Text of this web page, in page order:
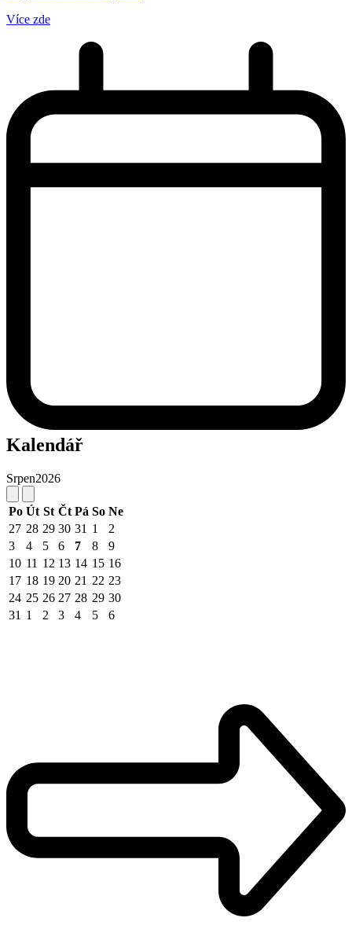
Více zde
Kalendář
Srpen2026
Po Út St Čt Pá So Ne
27 28 29 30 31 1
2
3
4 5 6 7 8
9
10 11 12 13 14 15 16
17 18 19 20 21 22 23
24 25 26 27 28 29 30
31 1 2 3 4 5 6